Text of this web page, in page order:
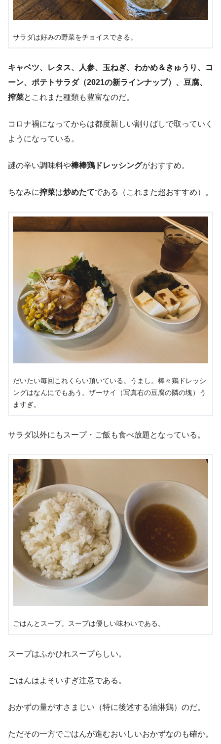
サラダは好みの野菜をチョイスできる。
キャベツ、レタス、人参、玉ねぎ、わかめ＆きゅうり、コ
ーン、ポテトサラダ（2021の新ラインナップ）、豆腐、
搾菜とこれまた種類も豊富なのだ。
コロナ禍になってからは都度新しい割りばしで取っていく
ようになっている。
謎の辛い調味料や棒棒鶏ドレッシングがおすすめ。
ちなみに搾菜は炒めたてである（これまた超おすすめ）。
だいたい毎回これくらい頂いている。うまし。棒々鶏ドレッシ
ングはなんにでもあう。ザーサイ（写真右の豆腐の隣の塊）う
ますぎ。
サラダ以外にもスープ・ご飯も食べ放題となっている。
ごはんとスープ。スープは優しい味わいである。
スープはふかひれスープらしい。
ごはんはよそいすぎ注意である。
おかずの量がすさまじい（特に後述する油淋鶏）のだ。
ただその一方でごはんが進むおいしいおかずなのも確か。